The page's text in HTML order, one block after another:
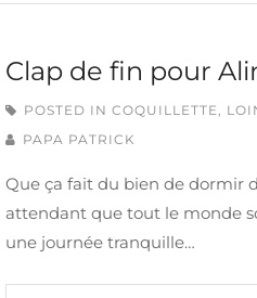
Clap de fin pour
POSTED IN COQUILLETTE,
PAPA PATRICK
Que ça fait du bien de dormir
attendant que tout le monde
une journée tranquille…